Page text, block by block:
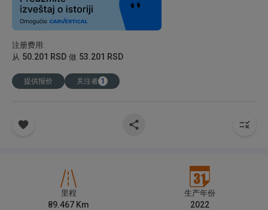
注册费用 :
从 50.201 RSD 做 53.201 RSD
提供报价 关注者 1
里程
89.467 Km
生产年份
2022